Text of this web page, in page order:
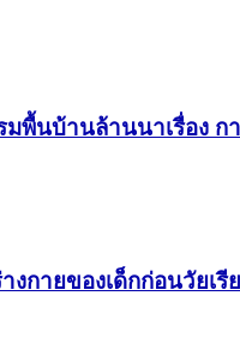
พื้นบ้านล้านนาเรื่อง ก
ายของเด็กก่อนวัยเ